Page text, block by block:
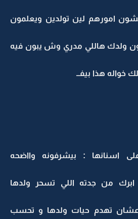
يمشون امورهم لين تولدين ويعلمون
ولدك هاللي مدري وش يبون فيه
خواله هذا بيفــ
اسنانها : بيشرفونه وااضحه
ابرك من جدته اللي تسحر ولدها
عشان تهدم حيات ولدها و تحسب